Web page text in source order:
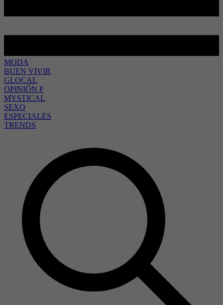
MODA
BUEN VIVIR
GLOCAL
OPINIÓN F
MYSTICAL
SEXO
ESPECIALES
TRENDS